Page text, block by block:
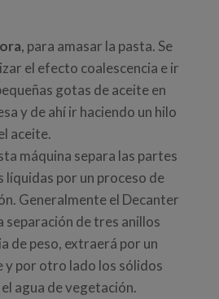
, para amasar la pasta. Se
el efecto coalescencia e ir
gotas de aceite en
y de ahí ir haciendo un hilo
aceite.
máquina separa las partes
líquidas por un proceso de
Generalmente el Decanter
separación de tres anillos
de peso, extraerá por un
y por otro lado los sólidos
agua de vegetación.